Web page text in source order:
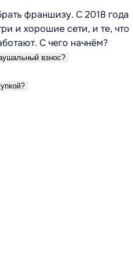
франшизу. С 2018 года
и хорошие сети, и те, что
С чего начнём?
взнос?